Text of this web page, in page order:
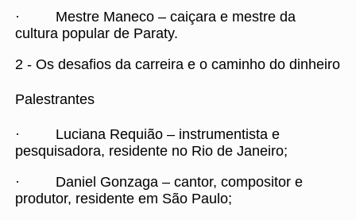
· Mestre Maneco – caiçara e mestre da
cultura popular de Paraty.
2 - Os desafios da carreira e o caminho do dinheiro
Palestrantes
· Luciana Requião – instrumentista e
pesquisadora, residente no Rio de Janeiro;
· Daniel Gonzaga – cantor, compositor e
produtor, residente em São Paulo;